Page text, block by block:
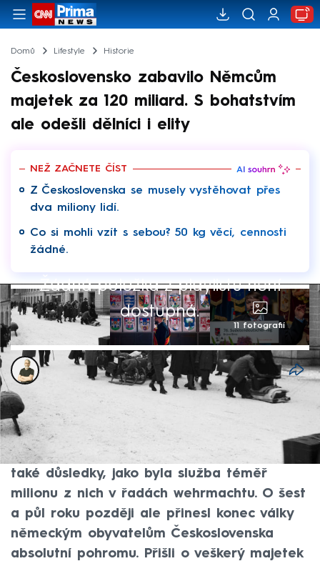
Domů Lifestyle Historie
Československo zabavilo Němcům
majetek za 120 miliard. S bohatstvím
ale odešli dělníci i elity
NEŽ ZAČNETE ČÍST
Z Československa se musely vystěhovat přes
dva miliony lidí.
Co si mohli vzít s sebou? 50 kg věcí, cennosti
žádné.
Žádná položka z playlistu není
dostupná.
11 fotografií
Miroslav Honsů
25. kvě 2026, 15:36
Sudetští Němci se po podpisu Mnichovské
dohody doslova přes noc stali občany
německé třetí říše se všemi výhodami, ale
také důsledky, jako byla služba téměř
milionu z nich v řadách wehrmachtu. O šest
a půl roku později ale přinesl konec války
německým obyvatelům Československa
absolutní pohromu. Přišli o veškerý majetek